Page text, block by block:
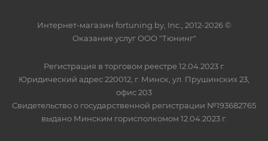
Интернет-магазин fortuning.by, Inc., 2012-2026 ©
Оказание услуг ООО "Тюнинг"
Регистрация в торговом реестре 12.04.2023 г.
Юридический адрес 220012, г. Минск, ул. Прушинских 23,
офис 203
Свидетельство о государственной регистрации №193682765
выдано Минским горисполкомом 12.04.2023 г.